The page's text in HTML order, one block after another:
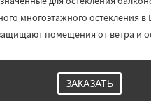
многоэтажного остекления
помещения от ветра и
ЗАКАЗАТЬ